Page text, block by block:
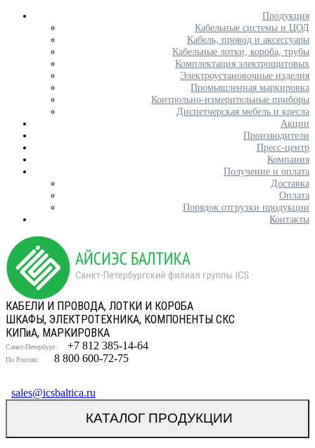
Продукция
Кабельные системы и ЦОД
Кабель, провод и аксессуары
Кабельные лотки, короба, трубы
Комплектация электрощитовых
Электроустановочные изделия
Промышленная маркировка
Контрольно-измерительные приборы
Диспетчерская мебель и кресла
Акции
Производители
Пресс-центр
Компания
Получение и оплата
Доставка
Оплата
Порядок отгрузки продукции
Контакты
КАБЕЛИ И ПРОВОДА, ЛОТКИ И КОРОБА
ШКАФЫ, ЭЛЕКТРОТЕХНИКА, КОМПОНЕНТЫ СКС
КИПиА, МАРКИРОВКА
Санкт-Петербург: +7 812 385-14-64
По России: 8 800 600-72-75
sales@icsbaltica.ru
КАТАЛОГ ПРОДУКЦИИ